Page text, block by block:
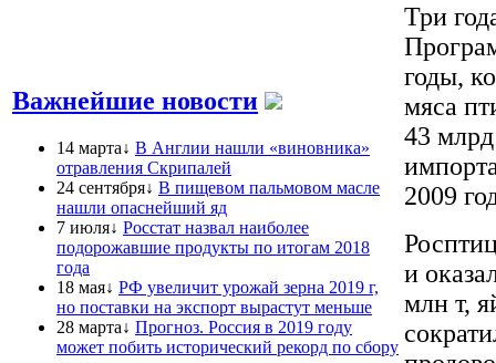
Важнейшие новости
14 марта↓ В Англии нашли «виновника»
отравления Скрипалей
24 сентября↓ В пищевом пальмовом масле
нашли опаснейший яд
7 июля↓ Росстат назвал наиболее
подорожавшие продукты по итогам 2018
года
18 мая↓ РФ увеличит урожай зерна 2019 г,
но поставки на экспорт вырастут меньше
28 марта↓ Прогноз. Россия в 2019 году
может побить исторический рекорд по сбору
Три
годы,
мяса
43
2009
и
млн т,